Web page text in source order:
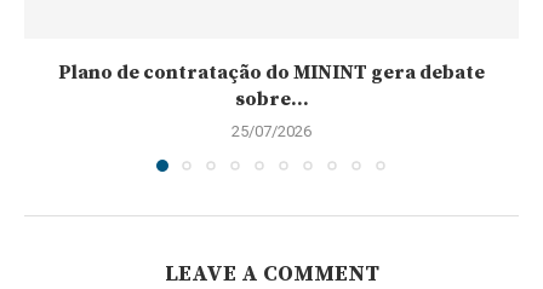
Plano de contratação do MININT gera debate
sobre...
25/07/2026
LEAVE A COMMENT